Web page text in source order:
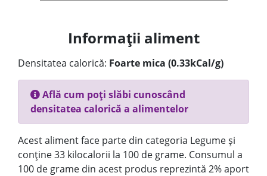
Informații aliment
Densitatea calorică: Foarte mica (0.33kCal/g)
Află cum poți slăbi cunoscând
densitatea calorică a alimentelor
Acest aliment face parte din categoria Legume și
conține 33 kilocalorii la 100 de grame. Consumul a
100 de grame din acest produs reprezintă 2% aport